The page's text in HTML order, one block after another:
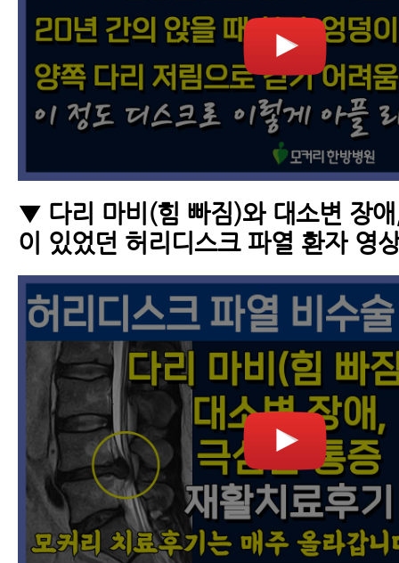
▼ 다리 마비(힘 빠짐)와 대소변 장
이 있었던 허리디스크 파열 환자 영